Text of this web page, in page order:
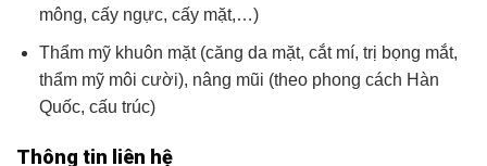
mông, cấy ngực, cấy mặt,…)
Thẩm mỹ khuôn mặt (căng da mặt, cắt mí, trị bọng mắt,
thẩm mỹ môi cười), nâng mũi (theo phong cách Hàn
Quốc, cấu trúc)
Thông tin liên hệ